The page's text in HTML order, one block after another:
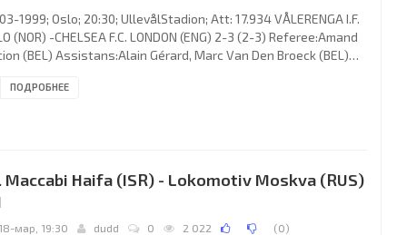
1999; Oslo; 20:30; UllevålStadion; Att: 17.934 VÅLERENGA I.F.
(NOR) -CHELSEA F.C. LONDON (ENG) 2-3 (2-3) Referee:Amand
(BEL) Assistans:Alain Gérard, Marc Van Den Broeck (BEL)
27; 1-3 Tore André Flo33; 2-3 John Carew 42. VÅLERENGA I.F.
ПОДРОБНЕЕ
Maccabi Haifa (ISR) - Lokomotiv Moskva (RUS)
18-мар, 19:30 dudd 0 2 022 (0)